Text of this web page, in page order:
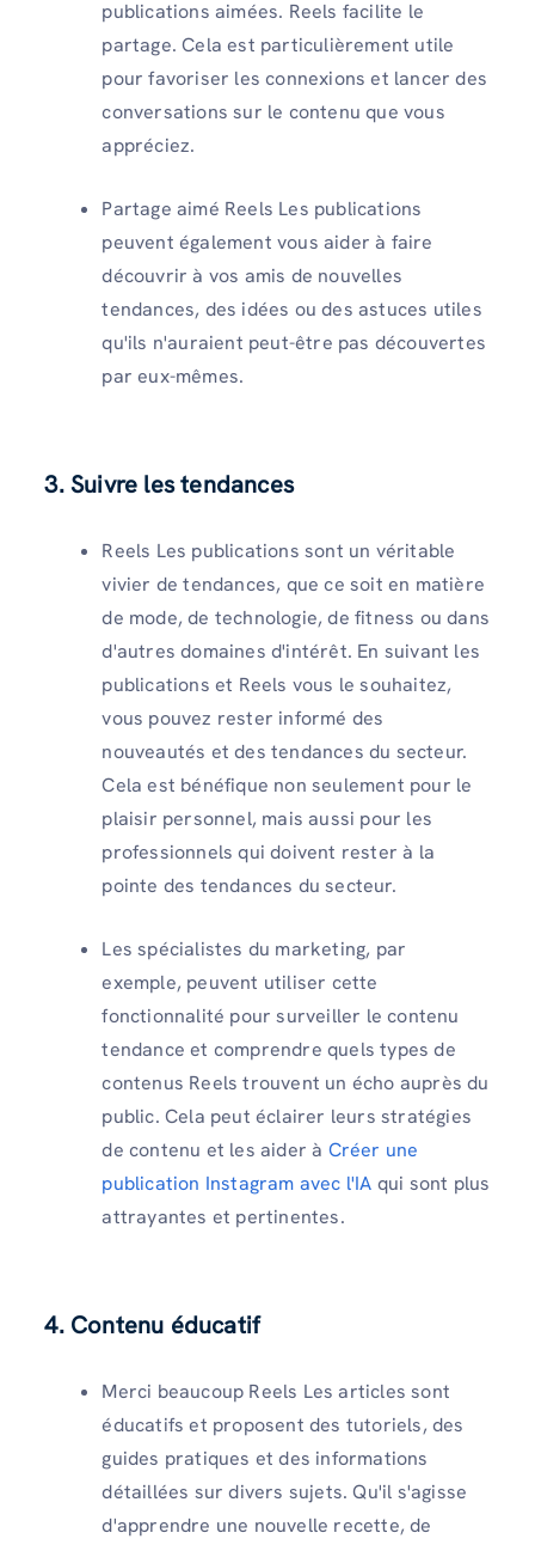
publications aimées. Reels facilite le
partage. Cela est particulièrement utile
pour favoriser les connexions et lancer des
conversations sur le contenu que vous
appréciez.
Partage aimé Reels Les publications
peuvent également vous aider à faire
découvrir à vos amis de nouvelles
tendances, des idées ou des astuces utiles
qu'ils n'auraient peut-être pas découvertes
par eux-mêmes.
3. Suivre les tendances
Reels Les publications sont un véritable
vivier de tendances, que ce soit en matière
de mode, de technologie, de fitness ou dans
d'autres domaines d'intérêt. En suivant les
publications et Reels vous le souhaitez,
vous pouvez rester informé des
nouveautés et des tendances du secteur.
Cela est bénéfique non seulement pour le
plaisir personnel, mais aussi pour les
professionnels qui doivent rester à la
pointe des tendances du secteur.
Les spécialistes du marketing, par
exemple, peuvent utiliser cette
fonctionnalité pour surveiller le contenu
tendance et comprendre quels types de
contenus Reels trouvent un écho auprès du
public. Cela peut éclairer leurs stratégies
de contenu et les aider à Créer une
publication Instagram avec l'IA qui sont plus
attrayantes et pertinentes.
4. Contenu éducatif
Merci beaucoup Reels Les articles sont
éducatifs et proposent des tutoriels, des
guides pratiques et des informations
détaillées sur divers sujets. Qu'il s'agisse
d'apprendre une nouvelle recette, de